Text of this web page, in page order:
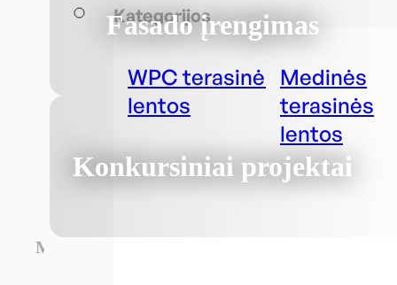
Fasado įrengimas
Konkursiniai projektai
Medžiagos
Kategorijos
WPC terasinės
lentos
Medinės
terasinės
lentos